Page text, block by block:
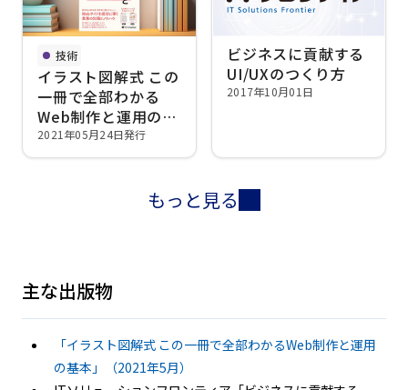
技術
イラスト図解式 この
一冊で全部わかる
Web制作と運用の基
本
2021年05月24日発行
ビジネスに貢献する
UI/UXのつくり方
2017年10月01日
もっと見る
主な出版物
「イラスト図解式 この一冊で全部わかるWeb制作と運用
の基本」（2021年5月）